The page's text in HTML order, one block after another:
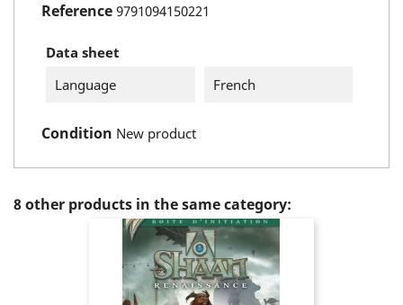
Reference 9791094150221
Data sheet
Language
French
Condition New product
8 other products in the same category: